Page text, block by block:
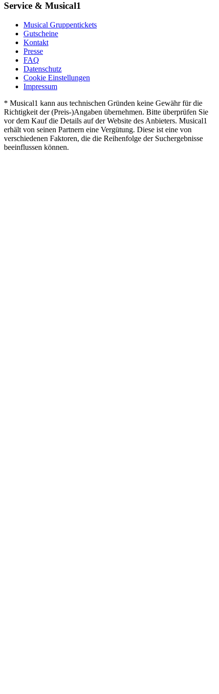
Service & Musical1
Musical Gruppentickets
Gutscheine
Kontakt
Presse
FAQ
Datenschutz
Cookie Einstellungen
Impressum
* Musical1 kann aus technischen Gründen keine Gewähr für die
Richtigkeit der (Preis-)Angaben übernehmen. Bitte überprüfen Sie
vor dem Kauf die Details auf der Website des Anbieters. Musical1
erhält von seinen Partnern eine Vergütung. Diese ist eine von
verschiedenen Faktoren, die die Reihenfolge der Suchergebnisse
beeinflussen können.